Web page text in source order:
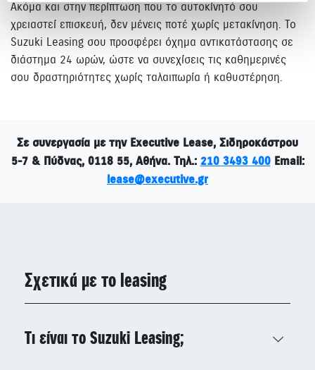
Ακόμα και στην περίπτωση που το αυτοκίνητό σου
χρειαστεί επισκευή, δεν μένεις ποτέ χωρίς μετακίνηση. Το
Suzuki Leasing σου προσφέρει όχημα αντικατάστασης σε
διάστημα 24 ωρών, ώστε να συνεχίσεις τις καθημερινές
σου δραστηριότητες χωρίς ταλαιπωρία ή καθυστέρηση.
Σε συνεργασία με την Executive Lease, Σιδηροκάστρου
5-7 & Πύδνας, 0118 55, Αθήνα. Τηλ.:210 3493 400Email:
lease@executive.gr
Σχετικά με το leasing
Τι είναι το Suzuki Leasing;